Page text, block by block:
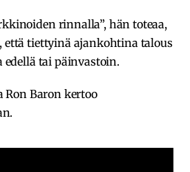
rinnalla”, hän toteaa,
tiettyinä ajankohtina talous
tai päinvastoin.
Ron Baron kertoo